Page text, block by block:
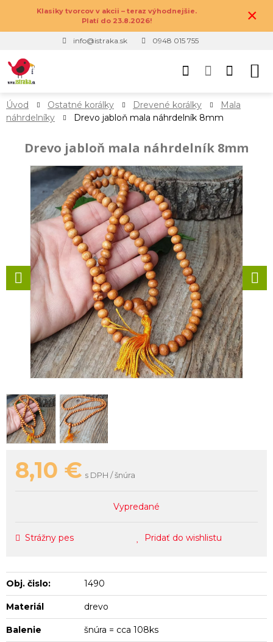
Klasiky tvorcov v akcii – teraz výhodnejšie.
Platí do 23.8.2026!
×
info@istraka.sk 0948 015 755
Úvod Ostatné korálky Drevené korálky
Mala
náhrdelníky
Drevo jabloň mala náhrdelník 8mm
Drevo jabloň mala náhrdelník 8mm
8,10 € s DPH / šnúra
Vypredané
Strážny pes Pridať do wishlistu
Obj. čislo: 1490
Materiál drevo
Balenie šnúra = cca 108ks